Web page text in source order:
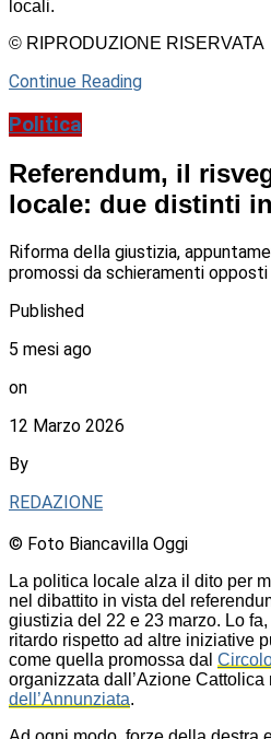
locali.
© RIPRODUZIONE RISERVATA
Continue Reading
Politica
Referendum, il
locale: due distinti
Riforma della giustizia,
promossi da schieramenti opposti
Published
5 mesi ago
on
12 Marzo 2026
By
REDAZIONE
© Foto Biancavilla Oggi
La politica locale alza il dito per
nel dibattito in vista del
giustizia del 22 e 23 marzo. Lo
ritardo rispetto ad altre iniziative
come quella promossa dal
organizzata dall’Azione Cattolica
dell’Annunziata.